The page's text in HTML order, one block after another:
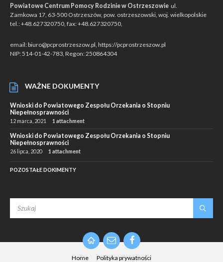
Powiatowe Centrum Pomocy Rodzinie w Ostrzeszowie ul.
Zamkowa 17, 63-500 Ostrzeszów, pow. ostrzeszowski, woj. wielkopolskie
tel.: +48.627320750, fax: +48.627320750,
email: biuro@pcprostrzeszow.pl, https://pcprostrzeszow.pl
NIP: 514-01-42-783, Regon: 250864304
WAŻNE DOKUMENTY
Wnioski do Powiatowego Zespołu Orzekania o Stopniu
Niepełnosprawności
12 marca, 2021 1 attachment
Wnioski do Powiatowego Zespołu Orzekania o Stopniu
Niepełnosprawności
26 lipca, 2020 1 attachment
POZOSTAŁE DOKIMENTY
EmailFacebook
Home Polityka prywatności